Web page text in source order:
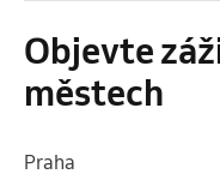
Objevte
městech
Praha